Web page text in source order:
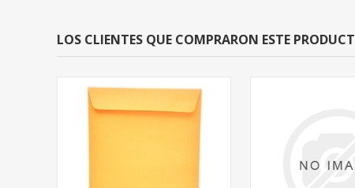
LOS CLIENTES QUE COMPRARON ESTE